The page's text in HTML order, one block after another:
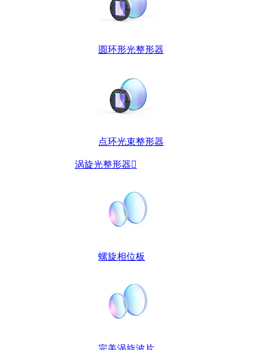
圆环形光整形器
点环光束整形器
涡旋光整形器
螺旋相位板